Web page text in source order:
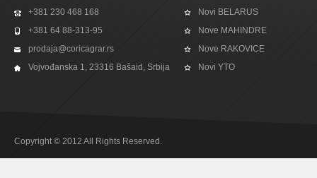
+381 230 468 168
+381 64 88-313-95
prodaja@coricagrar.rs
Vojvođanska 1, 23316 Bašaid, Srbija
Novi BELARUS
Nove MAHINDRE
Nove RAKOVICE
Novi YTO
Copyright © 2012 All Rights Reserved.